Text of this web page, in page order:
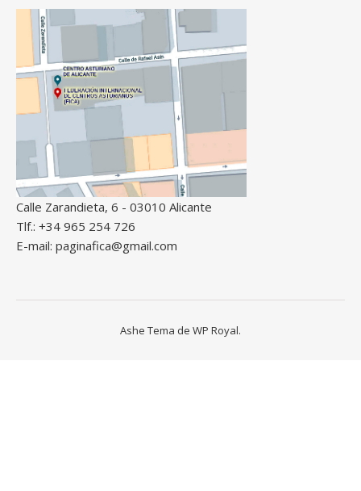
Calle Zarandieta, 6 - 03010 Alicante
Tlf.: +34 965 254 726
E-mail: paginafica@gmail.com
Ashe Tema de WP Royal.